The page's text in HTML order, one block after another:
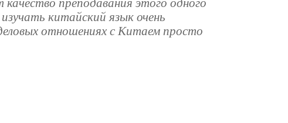
китайский язык очень
отношениях с Китаем просто